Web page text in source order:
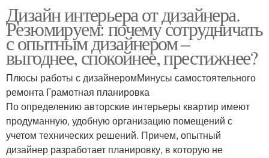
Дизайн интерьера от дизайнера.
Резюмируем: почему сотрудничать
с опытным дизайнером –
выгоднее, спокойнее, престижнее?
Плюсы работы с дизайнеромМинусы самостоятельного
ремонта Грамотная планировка
По определению авторские интерьеры квартир имеют
продуманную, удобную организацию помещений с
учетом технических решений. Причем, опытный
дизайнер разработает планировку, в которую не